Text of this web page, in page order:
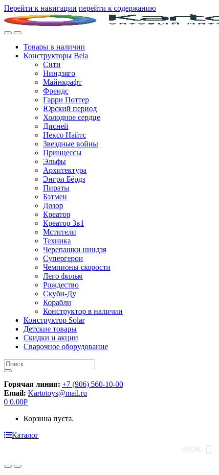
Перейти к навигации перейти к содержанию
Товары в наличии
Конструкторы Bela
Сити
Ниндзяго
Майнкрафт
Френдс
Гарри Поттер
Юрский период
Холодное сердце
Дисней
Нексо Найтс
Звездные войны
Принцессы
Эльфы
Архитектура
Энгри Бёрдз
Пираты
Бэтмен
Дозор
Креатор
Креатор 3в1
Мстители
Техника
Черепашки ниндзя
Супергерои
Чемпионы скорости
Лего фильм
Рождество
Скуби-Ду
Корабли
Конструктор в наличии
Конструктор Solar
Детские товары
Скидки и акции
Сварочное оборудование
Искать:
Горячая линия: +7 (906) 560-10-00
Email: Kartotoys@mail.ru
0 0.00Р
Корзина пуста.
Каталог
MENU